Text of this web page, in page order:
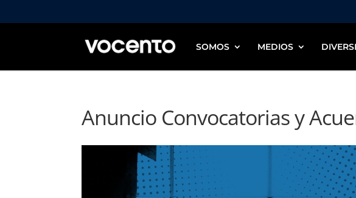
SOMOS MEDIOS
Anuncio Convocatorias y